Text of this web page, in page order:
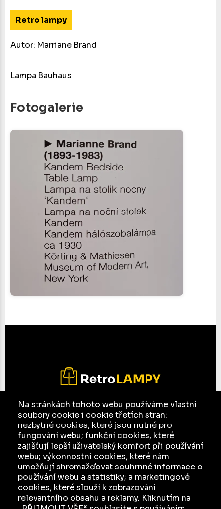
Na stránkách tohoto webu používáme vlastní
soubory cookie i cookie třetích stran:
nezbytné cookies, které jsou nutné pro
fungování webu; funkční cookies, které
zajišťují lepší uživatelský komfort při používání
webu; výkonnostní cookies, které nám
umožňují shromažďovat souhrnné informace o
používání webu a statistiky; a marketingové
cookies, které slouží k zobrazování
relevantního obsahu a reklamy. Kliknutím na
Retro lampy
Autor: Marriane Brand
Lampa Bauhaus
Fotogalerie
E-mail:jesso@seznam.cz
Facebook
Ochrana osobních údajů a jejich zpracování
KATALOG
INZERCE
O NÁS